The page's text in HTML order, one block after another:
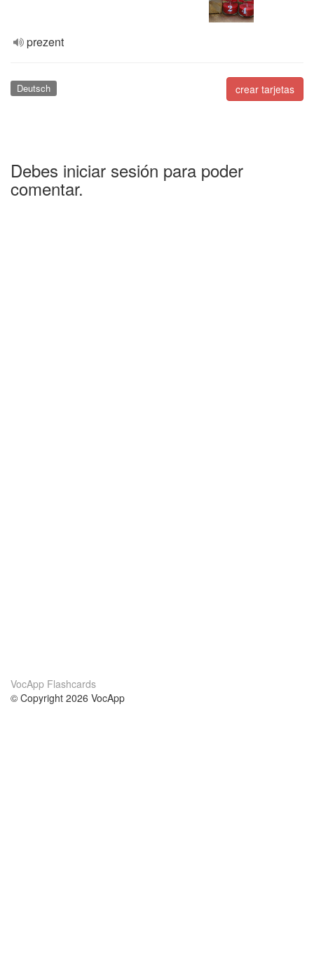
prezent
crear tarjetas
Deutsch
Debes iniciar sesión para poder
comentar.
VocApp Flashcards
© Copyright 2026 VocApp